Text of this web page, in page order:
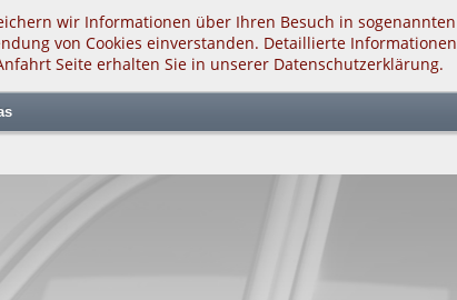
wir Informationen über Ihren Besuch in sogenannten
von Cookies einverstanden. Detaillierte Informationen
Seite erhalten Sie in unserer Datenschutzerklärung.